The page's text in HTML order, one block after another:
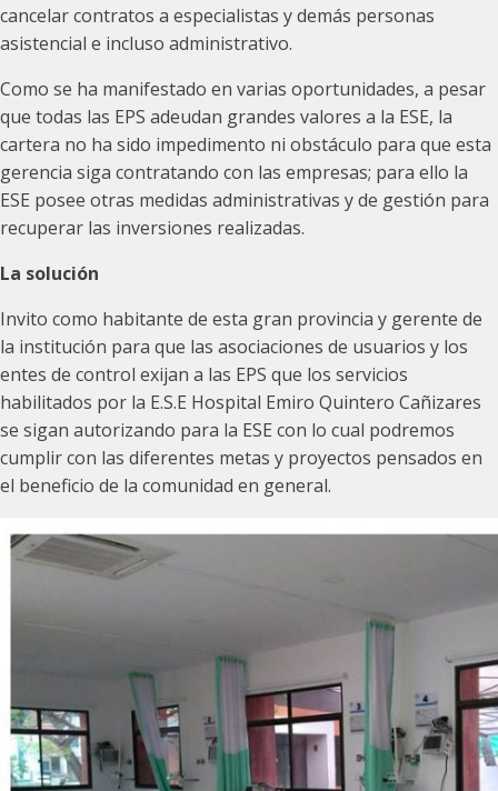
cancelar contratos a especialistas y demás personas
asistencial e incluso administrativo.
Como se ha manifestado en varias oportunidades, a pesar
que todas las EPS adeudan grandes valores a la ESE, la
cartera no ha sido impedimento ni obstáculo para que esta
gerencia siga contratando con las empresas; para ello la
ESE posee otras medidas administrativas y de gestión para
recuperar las inversiones realizadas.
La solución
Invito como habitante de esta gran provincia y gerente de
la institución para que las asociaciones de usuarios y los
entes de control exijan a las EPS que los servicios
habilitados por la E.S.E Hospital Emiro Quintero Cañizares
se sigan autorizando para la ESE con lo cual podremos
cumplir con las diferentes metas y proyectos pensados en
el beneficio de la comunidad en general.